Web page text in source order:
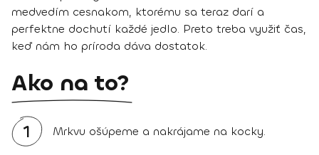
medvedím cesnakom, ktorému sa teraz darí a
perfektne dochutí každé jedlo. Preto treba využiť čas,
keď nám ho príroda dáva dostatok.
Ako na to?
1 Mrkvu ošúpeme a nakrájame na kocky.